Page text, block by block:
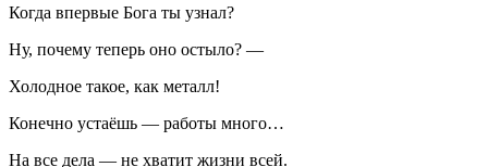
Когда впервые Бога ты узнал?
Ну, почему теперь оно остыло? —
Холодное такое, как металл!
Конечно устаёшь — работы много…
На все дела — не хватит жизни всей.